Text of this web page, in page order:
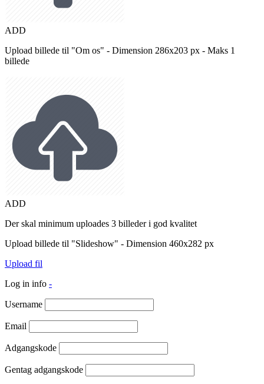
ADD
Upload billede til "Om os" - Dimension 286x203 px - Maks 1
billede
ADD
Der skal minimum uploades 3 billeder i god kvalitet
Upload billede til "Slideshow" - Dimension 460x282 px
Upload fil
Log in info -
Username
Email
Adgangskode
Gentag adgangskode